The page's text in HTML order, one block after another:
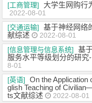
[工商管理] 大学生网购
2022-08-01
[交通运输]
基于神经网络
献综述
2022-08-01
[信息管理与信息系统]
基
服务水平等级划分的研
8-01
[英语]
On the Application
glish Teaching of
ts文献综述
2022-08-01